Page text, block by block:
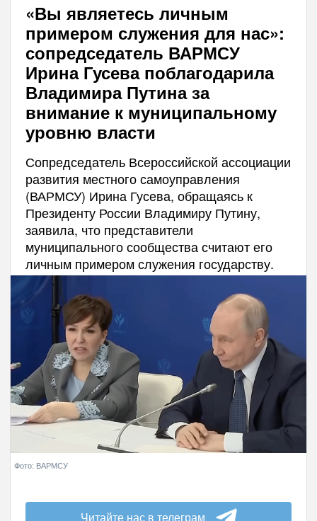
«Вы являетесь личным
примером служения для нас»:
сопредседатель ВАРМСУ
Ирина Гусева поблагодарила
Владимира Путина за
внимание к муниципальному
уровню власти
Сопредседатель Всероссийской ассоциации
развития местного самоуправления
(ВАРМСУ) Ирина Гусева, обращаясь к
Президенту России Владимиру Путину,
заявила, что представители
муниципального сообщества считают его
личным примером служения государству.
Фото: ВАРМСУ
Читайте нас в телеграм